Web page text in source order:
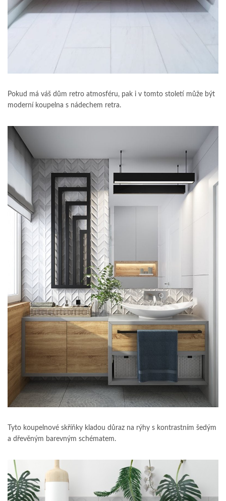
Pokud má váš dům retro atmosféru, pak i v tomto století může být
moderní koupelna s nádechem retra.
Tyto koupelnové skříňky kladou důraz na rýhy s kontrastním šedým
a dřevěným barevným schématem.